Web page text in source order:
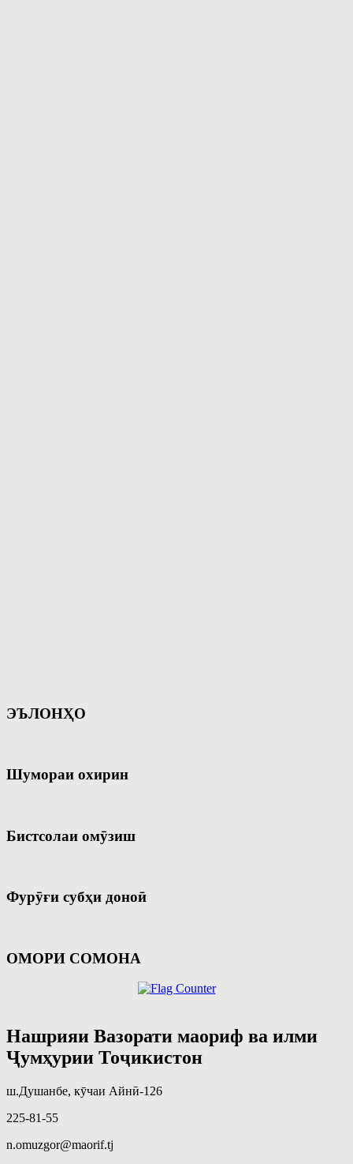
ЭЪЛОНҲО
Шумораи охирин
Бистсолаи омӯзиш
Фурӯғи субҳи доноӣ
ОМОРИ СОМОНА
Нашрияи Вазорати маориф ва илми
Ҷумҳурии Тоҷикистон
ш.Душанбе, кӯчаи Айнӣ-126
225-81-55
n.omuzgor@maorif.tj